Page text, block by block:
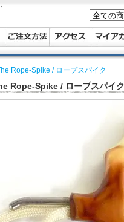
Rope-Spike / ロープスパイク
Rope-Spike / ロープスパイク